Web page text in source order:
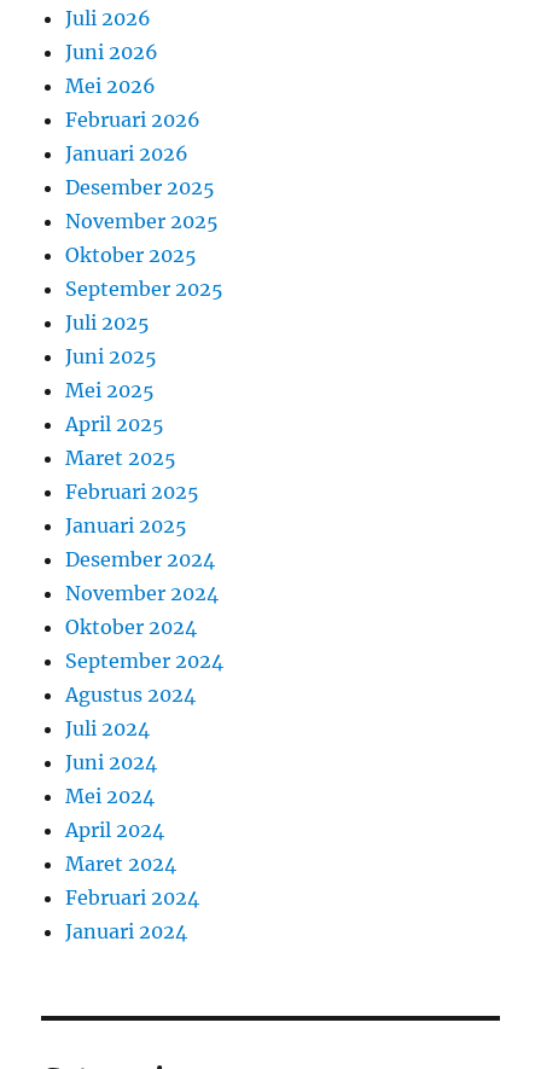
Juli 2026
Juni 2026
Mei 2026
Februari 2026
Januari 2026
Desember 2025
November 2025
Oktober 2025
September 2025
Juli 2025
Juni 2025
Mei 2025
April 2025
Maret 2025
Februari 2025
Januari 2025
Desember 2024
November 2024
Oktober 2024
September 2024
Agustus 2024
Juli 2024
Juni 2024
Mei 2024
April 2024
Maret 2024
Februari 2024
Januari 2024